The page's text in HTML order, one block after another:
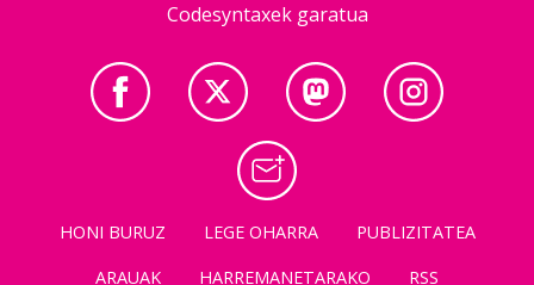
Codesyntaxek garatua
HONI BURUZ LEGE OHARRA
PUBLIZITATEA
ARAUAK
HARREMANETARAKO RSS